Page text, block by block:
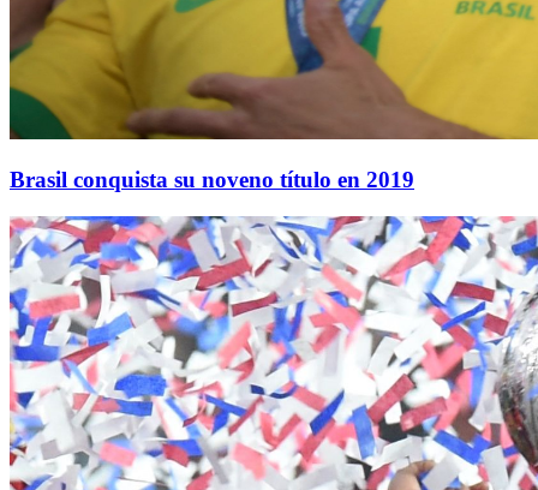
Brasil conquista su noveno título en 2019